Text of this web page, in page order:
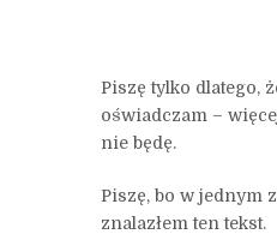
Piszę tylko dlatego,
oświadczam –
nie będę.
Piszę, bo w jednym
znalazłem ten tekst.